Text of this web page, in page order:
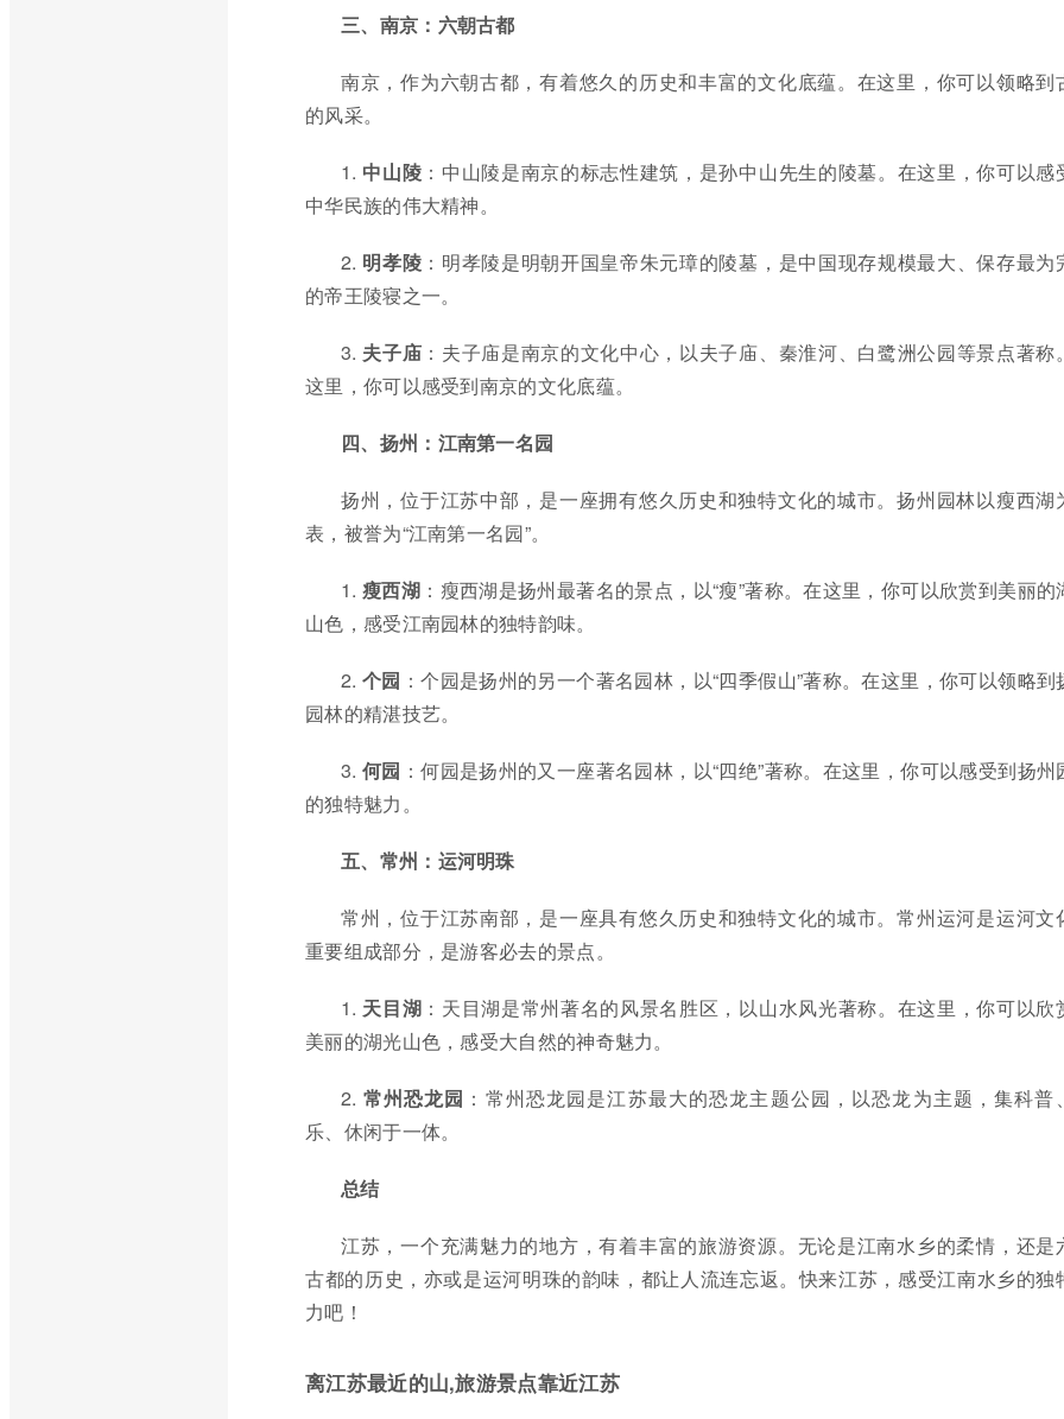
三、南京：六朝古都
南京，作为六朝古都，有着悠久的历史和丰富的文化底蕴。在这里，你可以领略到
的风采。
1. 中山陵 ：中山陵是南京的标志性建筑，是孙中山先生的陵墓。在这里，你可以感
中华民族的伟大精神。
2. 明孝陵 ：明孝陵是明朝开国皇帝朱元璋的陵墓，是中国现存规模最大、保存最为
的帝王陵寝之一。
3. 夫子庙 ：夫子庙是南京的文化中心，以夫子庙、秦淮河、白鹭洲公园等景点著称
这里，你可以感受到南京的文化底蕴。
四、扬州：江南第一名园
扬州，位于江苏中部，是一座拥有悠久历史和独特文化的城市。扬州园林以瘦西湖
表，被誉为“江南第一名园”。
1. 瘦西湖 ：瘦西湖是扬州最著名的景点，以“瘦”著称。在这里，你可以欣赏到美丽的
山色，感受江南园林的独特韵味。
2. 个园 ：个园是扬州的另一个著名园林，以“四季假山”著称。在这里，你可以领略到
园林的精湛技艺。
3. 何园 ：何园是扬州的又一座著名园林，以“四绝”著称。在这里，你可以感受到扬州
的独特魅力。
五、常州：运河明珠
常州，位于江苏南部，是一座具有悠久历史和独特文化的城市。常州运河是运河文
重要组成部分，是游客必去的景点。
1. 天目湖 ：天目湖是常州著名的风景名胜区，以山水风光著称。在这里，你可以欣
美丽的湖光山色，感受大自然的神奇魅力。
2. 常州恐龙园 ：常州恐龙园是江苏最大的恐龙主题公园，以恐龙为主题，集科普
乐、休闲于一体。
总结
江苏，一个充满魅力的地方，有着丰富的旅游资源。无论是江南水乡的柔情，还是
古都的历史，亦或是运河明珠的韵味，都让人流连忘返。快来江苏，感受江南水乡的独
力吧！
离江苏最近的山,旅游景点靠近江苏